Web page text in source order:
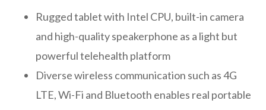
Rugged tablet with Intel CPU, built-in camera
and high-quality speakerphone as a light but
powerful telehealth platform
Diverse wireless communication such as 4G
LTE, Wi-Fi and Bluetooth enables real portable